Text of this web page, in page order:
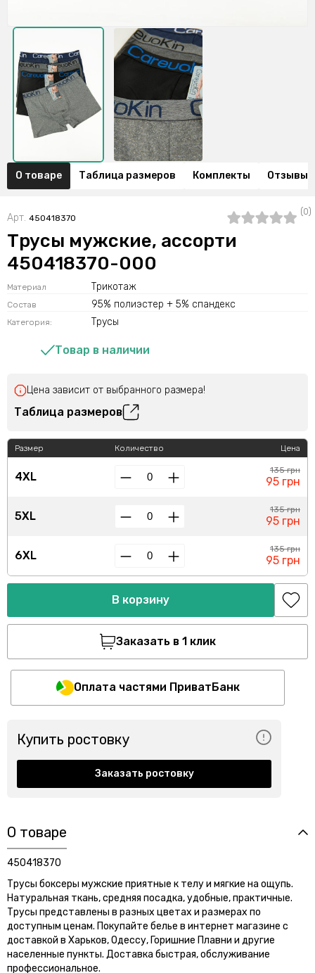
О товаре Таблица размеров Комплекты Отзывы
Арт. 450418370
(0)
Трусы мужские, ассорти
450418370-000
Материал Трикотаж
Состав 95% полиэстер + 5% спандекс
Категория: Трусы
Товар в наличии
Цена зависит от выбранного размера!
Таблица размеров
Размер
4XL
5XL
6XL
Количество Цена
135 грн
95 грн
135 грн
95 грн
135 грн
95 грн
В корзину
Заказать в 1 клик
Оплата частями ПриватБанк
Купить ростовку
Заказать ростовку
О товаре
450418370
Трусы боксеры мужские приятные к телу и мягкие на ощупь.
Натуральная ткань, средняя посадка, удобные, практичные.
Трусы представлены в разных цветах и ​​размерах по
доступным ценам. Покупайте белье в интернет магазине с
доставкой в ​​Харьков, Одессу, Горишние Плавни и другие
населенные пункты. Доставка быстрая, обслуживание
профессиональное.